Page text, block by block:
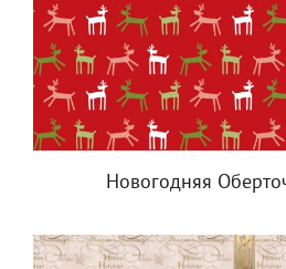
Новогодняя